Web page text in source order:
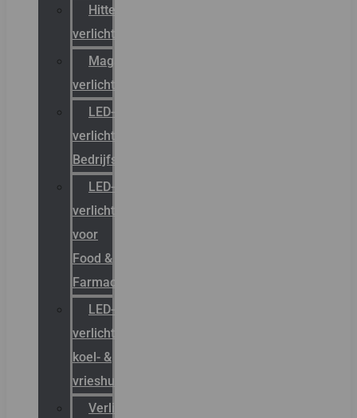
Hittebestendige
verlichting
Magazijn
verlichting
LED-
verlichting
Bedrijfshal
LED-
verlichting
voor
Food &
Farmacie
LED-
verlichting
koel- &
vrieshuizen
Verlichting